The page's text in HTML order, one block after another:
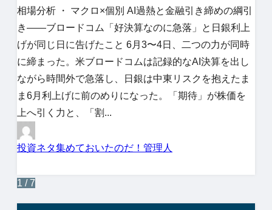
相場分析 ・ マクロ×個別 AI過熱と金融引き締めの綱引
き――ブロードコム「好決算なのに急落」と日銀利上
げが同じ日に告げたこと 6月3〜4日、二つの力が同時
に締まった。米ブロードコムは記録的なAI決算を出し
ながら時間外で急落し、日銀は中東リスクを抱えたま
ま6月利上げに前のめりになった。「期待」が株価を
上へ引く力と、「割...
投資ネタ集めておいたのだ！管理人
1 / 7